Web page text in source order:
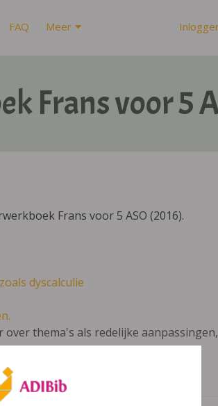
FAQ Meer
Frans voor 5
Frans voor 5 ASO (2016).
dyscalculie
over thema's als redelijke